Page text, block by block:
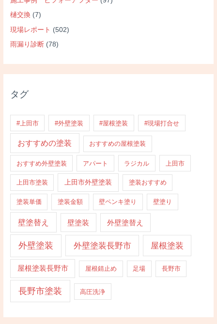
樋交換 (7)
現場レポート (502)
雨漏り診断 (78)
タグ
#上田市 #外壁塗装 #屋根塗装 #現場打合せ
おすすめの塗装 おすすめの屋根塗装
おすすめ外壁塗装 アパート ラジカル 上田市
上田市塗装 上田市外壁塗装 塗装おすすめ
塗装単価 塗装金額 壁ペンキ塗り 壁塗り
壁塗替え 壁塗装 外壁塗替え
外壁塗装 外壁塗装長野市 屋根塗装
屋根塗装長野市 屋根錆止め 足場 長野市
長野市塗装 高圧洗浄